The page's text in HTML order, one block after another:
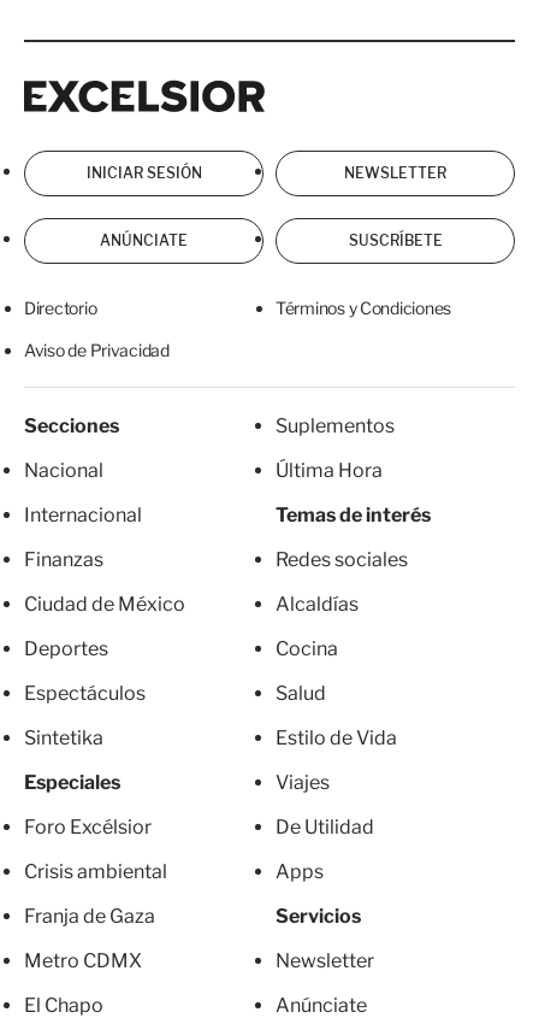
INICIAR SESIÓN NEWSLETTER
ANÚNCIATE SUSCRÍBETE
Directorio Términos y Condiciones
Aviso de Privacidad
Secciones
Nacional
Internacional
Finanzas
Ciudad de México
Deportes
Espectáculos
Sintetika
Especiales
Foro Excélsior
Crisis ambiental
Franja de Gaza
Metro CDMX
El Chapo
Suplementos
Última Hora
Temas de interés
Redes sociales
Alcaldías
Cocina
Salud
Estilo de Vida
Viajes
De Utilidad
Apps
Servicios
Newsletter
Anúnciate